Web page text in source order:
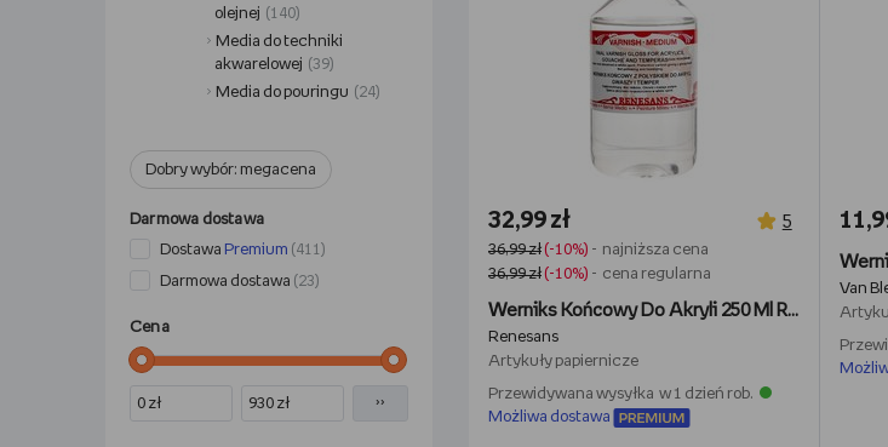
olejnej
(140)
Media do techniki
akwarelowej
(39)
Media do pouringu (24)
Dobry wybór: megacena
Darmowa dostawa
Dostawa Premium (411)
Darmowa dostawa (23)
Cena
››
32,99 zł
36,99 zł(-10%) - najniższa cena
36,99 zł(-10%) - cena regularna
5
Werniks Końcowy Do Akryli 250 Ml Renesans
Renesans
Artykuły papiernicze
Przewidywana wysyłka w 1 dzień rob.
Możliwa dostawa
Van